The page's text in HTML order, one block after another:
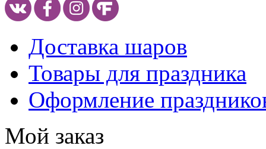
Доставка шаров
Товары для праздника
Оформление
Мой заказ